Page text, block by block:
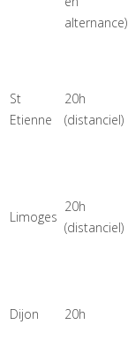
alternance)
St
Etienne
20h
(distanciel)
Limoges
20h
(distanciel)
Dijon 20h